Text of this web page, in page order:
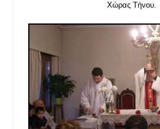
Χώρας Τήνου.